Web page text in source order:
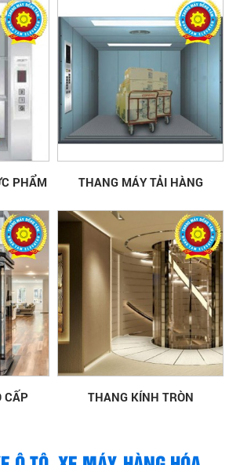
PHẨM THANG MÁY TẢI HÀNG
CẤP THANG KÍNH TRÒN